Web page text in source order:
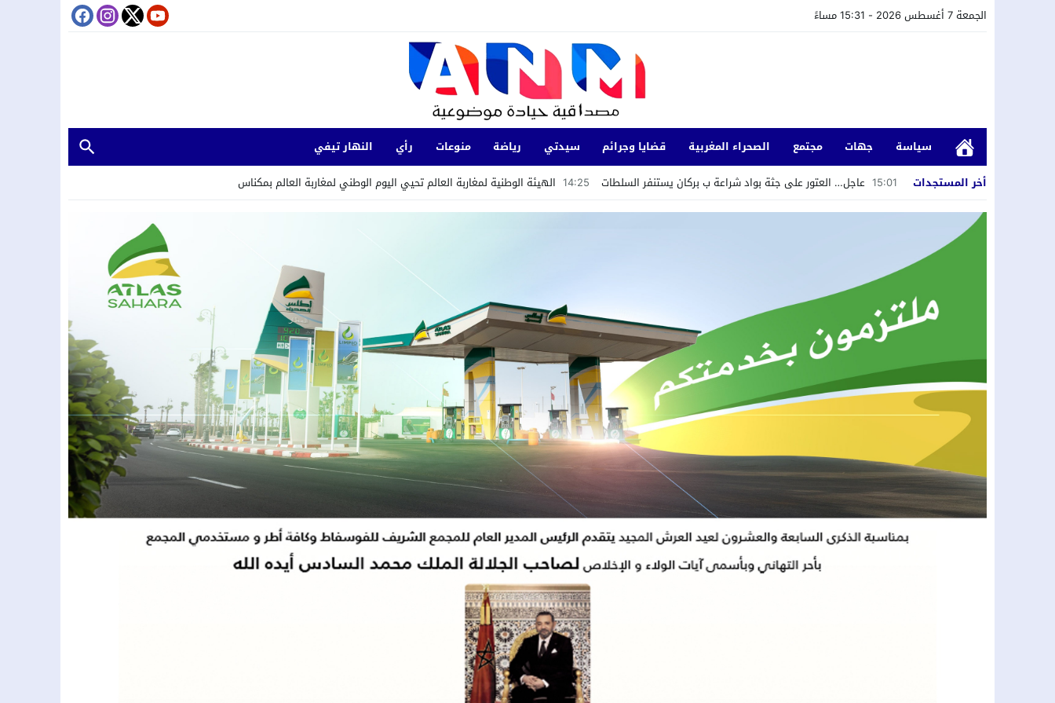
الجمعة 7 أغسطس 2026 - 15:31 مساءً
سياسة جهات مجتمع الصحراء المغربية قضايا وجرائم سيدتي رياضة منوعات رأي
النهار تيفي
أخر المستجدات
15:01 عاجل… العتور على جثة بواد شراعة ب بركان يستنفر السلطات 14:25 الهيئة الوطنية لمغاربة العالم تحيي اليوم الوطني لمغاربة العالم بمكناس
09:38 العثور على بقايا عظمية يُشتبه في أنها بشرية داخل ورش لإعادة بناء مؤسسة تعليمية بأسني
20:26 لقاء دولي حول قضايا الشباب والطلبة بالمنتدى الاجتماعي العالمي في كوتونو ببصمة مغربية
20:21 النيابة العامة باسفي تتفاعل مع شكايات ضد تدوينات تحرض على ارتكاب جرائم عنف
صالح داهي يمثل وفد مدينة العيون في مؤتمر “مينا” العلمي الأول للإعلام والتحول الرقمي بإسطنبول 20:17 زاكورة..غرق طفلين بدوار تينكزة اولاد يحيى لكراير
17:55 إبراهيم أتكارت يعلن اعتزال العمل السياسي ويدعو إلى تمكين الشباب من قيادة المرحلة 17:38 المحامي يوسف أكجدول يعلن ترشحه مستقلاً لانتخابات مجلس النواب عن إقليم الحوز